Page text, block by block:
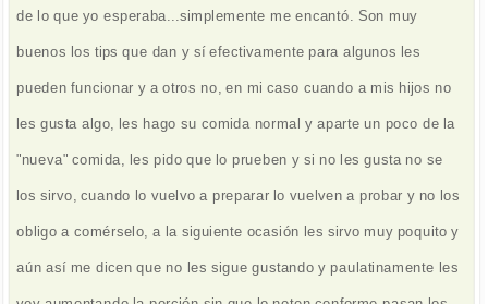
de lo que yo esperaba...simplemente me encantó. Son muy
buenos los tips que dan y sí efectivamente para algunos les
pueden funcionar y a otros no, en mi caso cuando a mis hijos no
les gusta algo, les hago su comida normal y aparte un poco de la
"nueva" comida, les pido que lo prueben y si no les gusta no se
los sirvo, cuando lo vuelvo a preparar lo vuelven a probar y no los
obligo a comérselo, a la siguiente ocasión les sirvo muy poquito y
aún así me dicen que no les sigue gustando y paulatinamente les